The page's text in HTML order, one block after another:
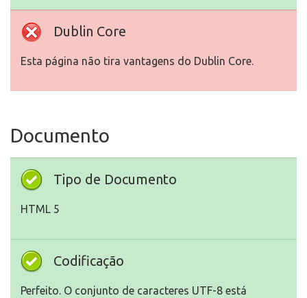
Dublin Core
Esta página não tira vantagens do Dublin Core.
Documento
Tipo de Documento
HTML 5
Codificação
Perfeito. O conjunto de caracteres UTF-8 está